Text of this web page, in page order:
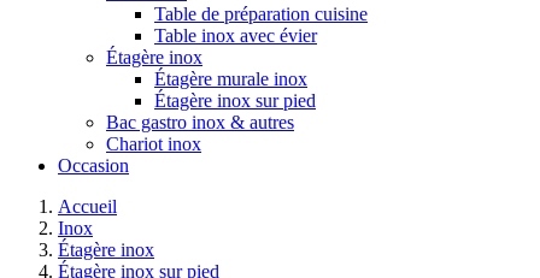
Table de préparation cuisine
Table inox avec évier
Étagère inox
Étagère murale inox
Étagère inox sur pied
Bac gastro inox & autres
Chariot inox
Occasion
Accueil
Inox
Étagère inox
Étagère inox sur pied